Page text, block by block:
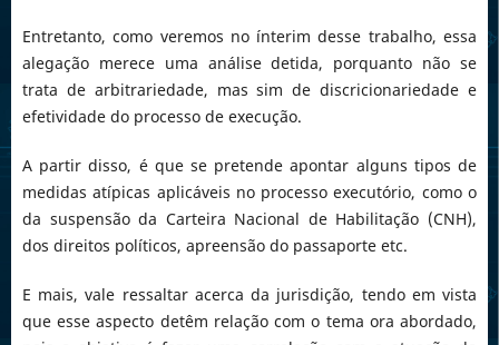
Entretanto, como veremos no ínterim desse trabalho, essa
alegação merece uma análise detida, porquanto não se
trata de arbitrariedade, mas sim de discricionariedade e
efetividade do processo de execução.
A partir disso, é que se pretende apontar alguns tipos de
medidas atípicas aplicáveis no processo executório, como o
da suspensão da Carteira Nacional de Habilitação (CNH),
dos direitos políticos, apreensão do passaporte etc.
E mais, vale ressaltar acerca da jurisdição, tendo em vista
que esse aspecto detêm relação com o tema ora abordado,